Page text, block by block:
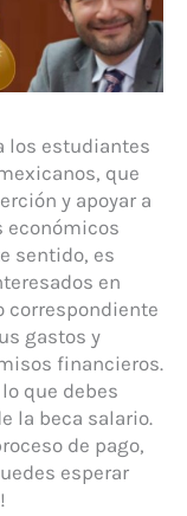
los estudiantes
que
y apoyar a
económicos
sentido, es
en
correspondiente
gastos y
financieros.
que debes
la beca salario.
de pago,
esperar